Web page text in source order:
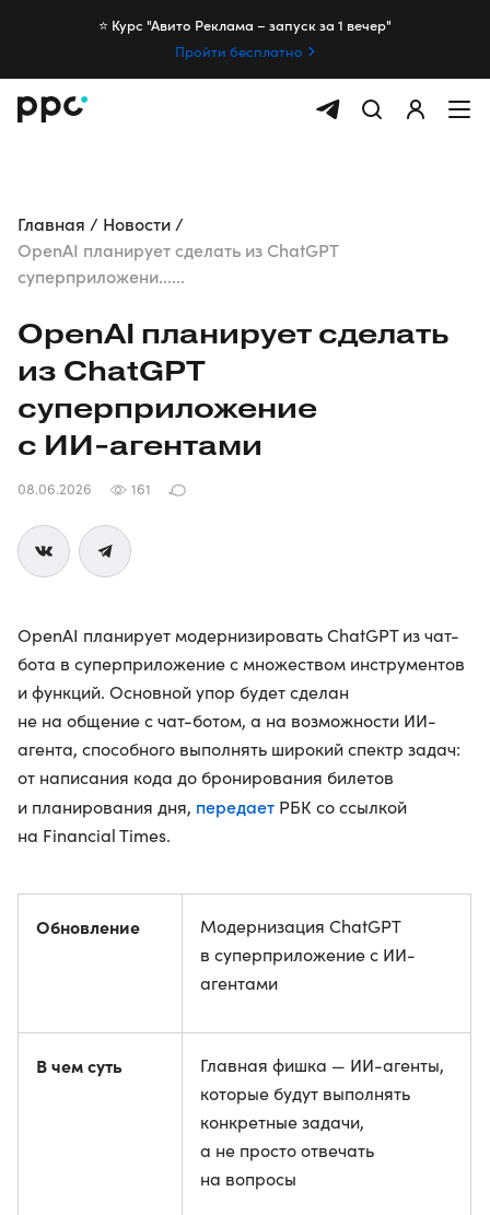
⭐️ Курс "Авито Реклама – запуск за 1 вечер"
Пройти бесплатно
Главная
Новости
OpenAI планирует сделать из ChatGPT
суперприложени......
OpenAI планирует сделать
из ChatGPT
суперприложение
с ИИ-агентами
08.06.2026 161
OpenAI планирует модернизировать ChatGPT из чат-
бота в суперприложение с множеством инструментов
и функций. Основной упор будет сделан
не на общение с чат-ботом, а на возможности ИИ-
агента, способного выполнять широкий спектр задач:
от написания кода до бронирования билетов
и планирования дня, передает РБК со ссылкой
на Financial Times.
Обновление
Модернизация ChatGPT
в суперприложение с ИИ-
агентами
В чем суть
Главная фишка — ИИ-агенты,
которые будут выполнять
конкретные задачи,
а не просто отвечать
на вопросы